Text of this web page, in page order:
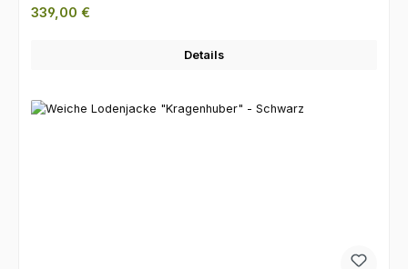
Regulärer Preis:
339,00 €
Details